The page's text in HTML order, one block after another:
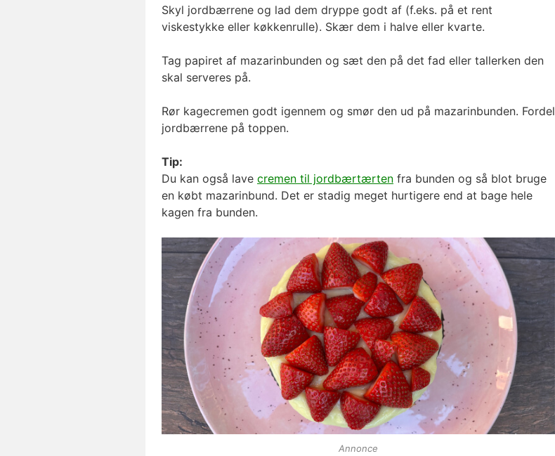
Skyl jordbærrene og lad dem dryppe godt af (f.eks. på et rent
viskestykke eller køkkenrulle). Skær dem i halve eller kvarte.
Tag papiret af mazarinbunden og sæt den på det fad eller tallerken den
skal serveres på.
Rør kagecremen godt igennem og smør den ud på mazarinbunden. Fordel
jordbærrene på toppen.
Tip:
Du kan også lave cremen til jordbærtærten fra bunden og så blot bruge
en købt mazarinbund. Det er stadig meget hurtigere end at bage hele
kagen fra bunden.
Annonce